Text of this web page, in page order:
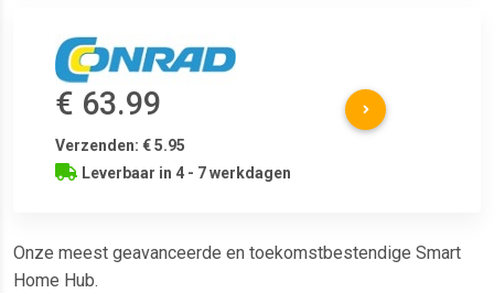
€ 63.99
Verzenden: € 5.95
Leverbaar in 4 - 7 werkdagen
Onze meest geavanceerde en toekomstbestendige Smart
Home Hub.